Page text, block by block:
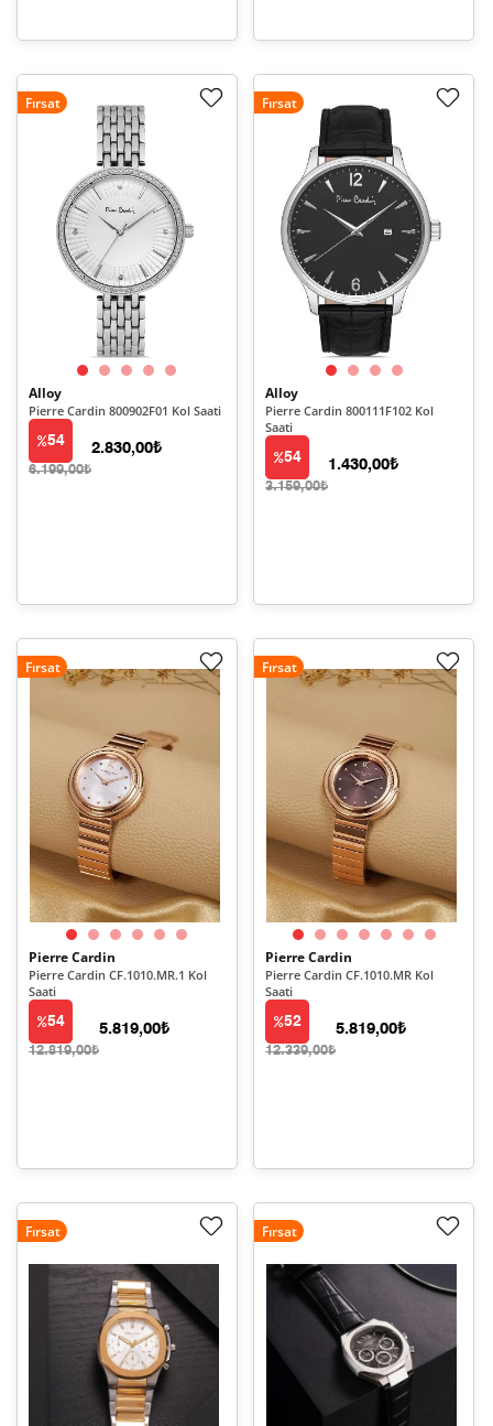
Fırsat
Alloy
Pierre Cardin 800902F01 Kol Saati
54
6.199,00₺
2.830,00₺
Fırsat
Alloy
Pierre Cardin 800111F102 Kol
Saati
54
3.159,00₺
1.430,00₺
Fırsat
Pierre Cardin
Pierre Cardin CF.1010.MR.1 Kol
Saati
54
12.819,00₺
5.819,00₺
Fırsat
Pierre Cardin
Pierre Cardin CF.1010.MR Kol
Saati
52
12.339,00₺
5.819,00₺
Fırsat Fırsat